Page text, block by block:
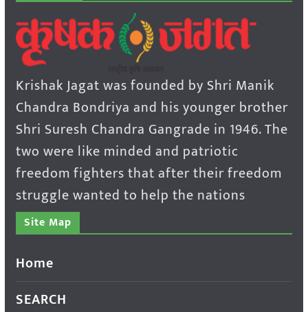
Krishak Jagat was founded by Shri Manik
Chandra Bondriya and his younger brother
Shri Suresh Chandra Gangrade in 1946. The
two were like minded and patriotic
freedom fighters that after their freedom
struggle wanted to help the nations
Site Map
Home
SEARCH